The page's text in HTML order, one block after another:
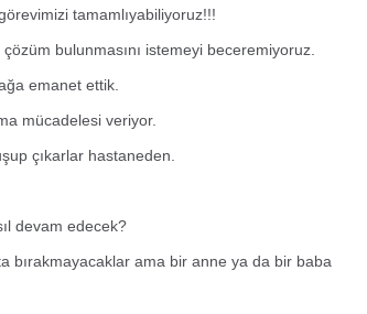
tamamlıyabiliyoruz!!!
bulunmasını istemeyi beceremiyoruz.
emanet ettik.
mücadelesi veriyor.
çıkarlar hastaneden.
devam edecek?
bırakmayacaklar ama bir anne ya da bir baba